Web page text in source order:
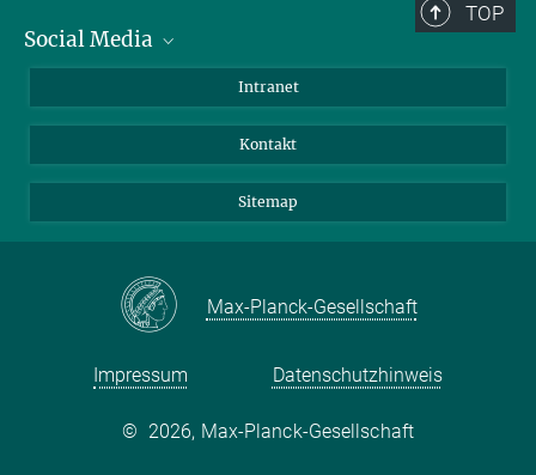
TOP
Social Media
LinkedIn
Intranet
Kontakt
Sitemap
Max-Planck-Gesellschaft
Impressum Datenschutzhinweis
© 2026, Max-Planck-Gesellschaft